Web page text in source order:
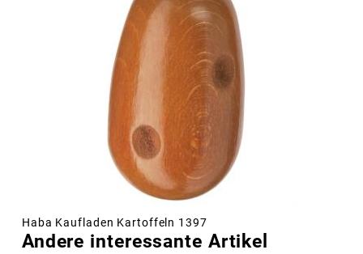
Haba Kaufladen Kartoffeln 1397
Andere interessante Artikel